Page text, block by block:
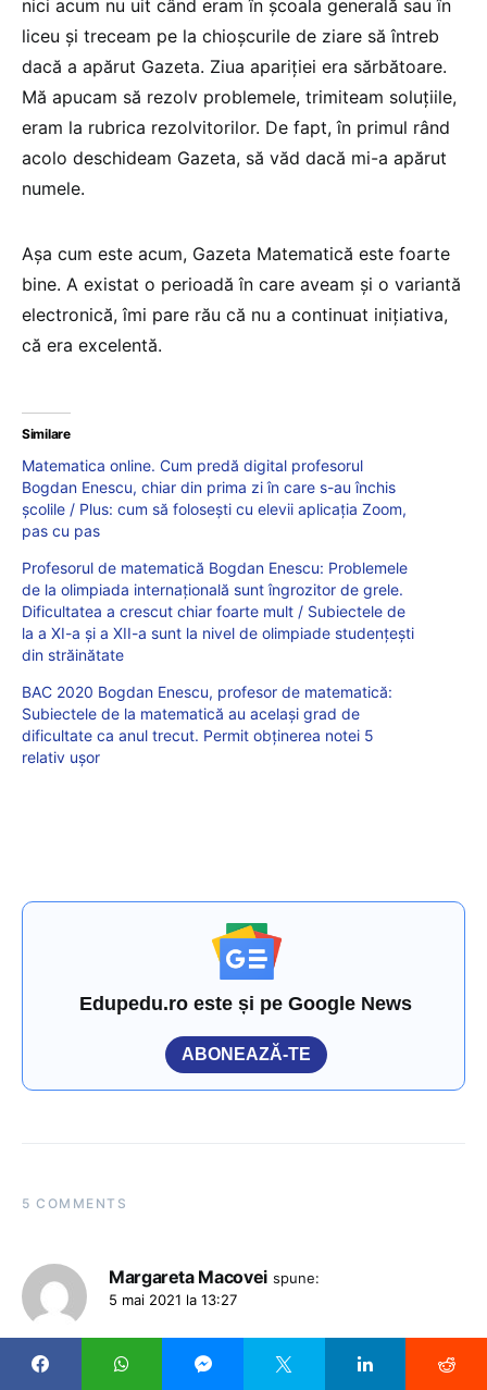
nici acum nu uit când eram în școala generală sau în
liceu și treceam pe la chioșcurile de ziare să întreb
dacă a apărut Gazeta. Ziua apariției era sărbătoare.
Mă apucam să rezolv problemele, trimiteam soluțiile,
eram la rubrica rezolvitorilor. De fapt, în primul rând
acolo deschideam Gazeta, să văd dacă mi-a apărut
numele.
Așa cum este acum, Gazeta Matematică este foarte
bine. A existat o perioadă în care aveam și o variantă
electronică, îmi pare rău că nu a continuat inițiativa,
că era excelentă.
Similare
Matematica online. Cum predă digital profesorul
Bogdan Enescu, chiar din prima zi în care s-au închis
școlile / Plus: cum să folosești cu elevii aplicația Zoom,
pas cu pas
Profesorul de matematică Bogdan Enescu: Problemele
de la olimpiada internațională sunt îngrozitor de grele.
Dificultatea a crescut chiar foarte mult / Subiectele de
la a XI-a și a XII-a sunt la nivel de olimpiade studențești
din străinătate
BAC 2020 Bogdan Enescu, profesor de matematică:
Subiectele de la matematică au același grad de
dificultate ca anul trecut. Permit obținerea notei 5
relativ ușor
Edupedu.ro este și pe Google News
ABONEAZĂ-TE
5 COMMENTS
Margareta Macovei spune:
5 mai 2021 la 13:27
Așa PROFESOR mai rar . FELICITĂRI ! Să sperăm că vor mai